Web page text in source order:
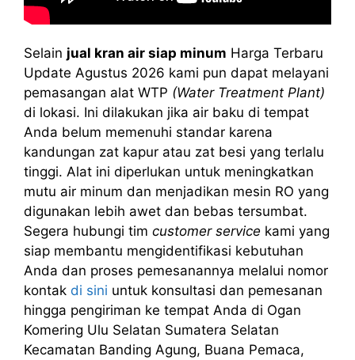
Selain jual kran air siap minum Harga Terbaru
Update Agustus 2026 kami pun dapat melayani
pemasangan alat WTP (Water Treatment Plant)
di lokasi. Ini dilakukan jika air baku di tempat
Anda belum memenuhi standar karena
kandungan zat kapur atau zat besi yang terlalu
tinggi. Alat ini diperlukan untuk meningkatkan
mutu air minum dan menjadikan mesin RO yang
digunakan lebih awet dan bebas tersumbat.
Segera hubungi tim customer service kami yang
siap membantu mengidentifikasi kebutuhan
Anda dan proses pemesanannya melalui nomor
kontak di sini untuk konsultasi dan pemesanan
hingga pengiriman ke tempat Anda di Ogan
Komering Ulu Selatan Sumatera Selatan
Kecamatan Banding Agung, Buana Pemaca,